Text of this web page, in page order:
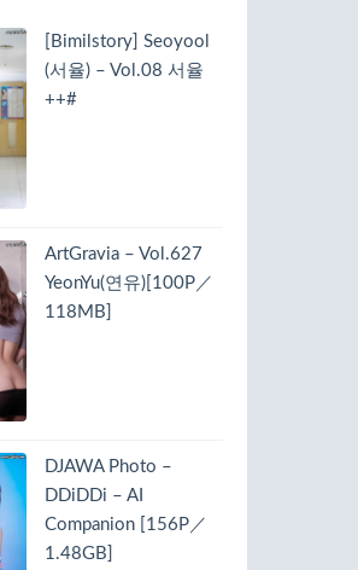
[Bimilstory] Seoyool
(서율) – Vol.08 서율
++#
ArtGravia – Vol.627
YeonYu(연유)[100P／
118MB]
DJAWA Photo –
DDiDDi – AI
Companion [156P／
1.48GB]